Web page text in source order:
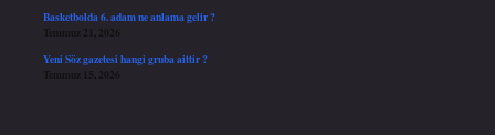
Basketbolda 6. adam ne anlama gelir ?
Temmuz 21, 2026
Yeni Söz gazetesi hangi gruba aittir ?
Temmuz 15, 2026